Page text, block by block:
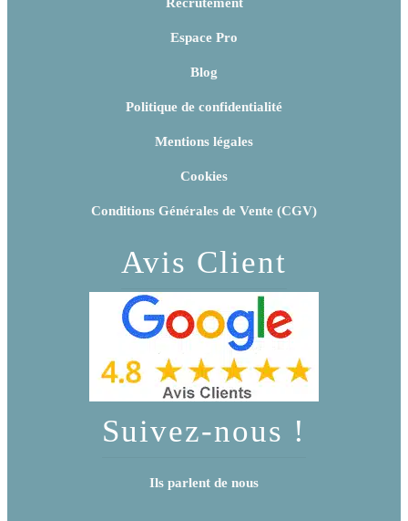
Espace Pro
Blog
Politique de confidentialité
Mentions légales
Cookies
Conditions Générales de Vente (CGV)
Avis Client
Suivez-nous !
Ils parlent de nous